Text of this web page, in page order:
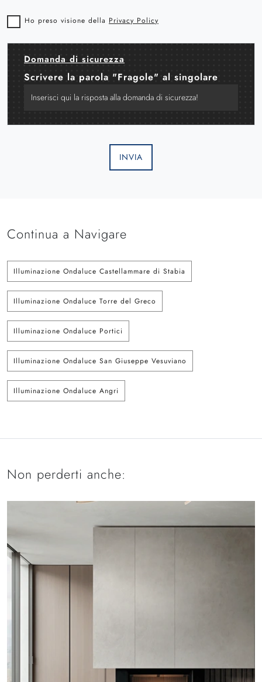
Ho preso visione della Privacy Policy
Domanda di sicurezza
Scrivere la parola "Fragole" al singolare
INVIA
Continua a Navigare
Illuminazione Ondaluce Castellammare di Stabia
Illuminazione Ondaluce Torre del Greco
Illuminazione Ondaluce Portici
Illuminazione Ondaluce San Giuseppe Vesuviano
Illuminazione Ondaluce Angri
Non perderti anche: